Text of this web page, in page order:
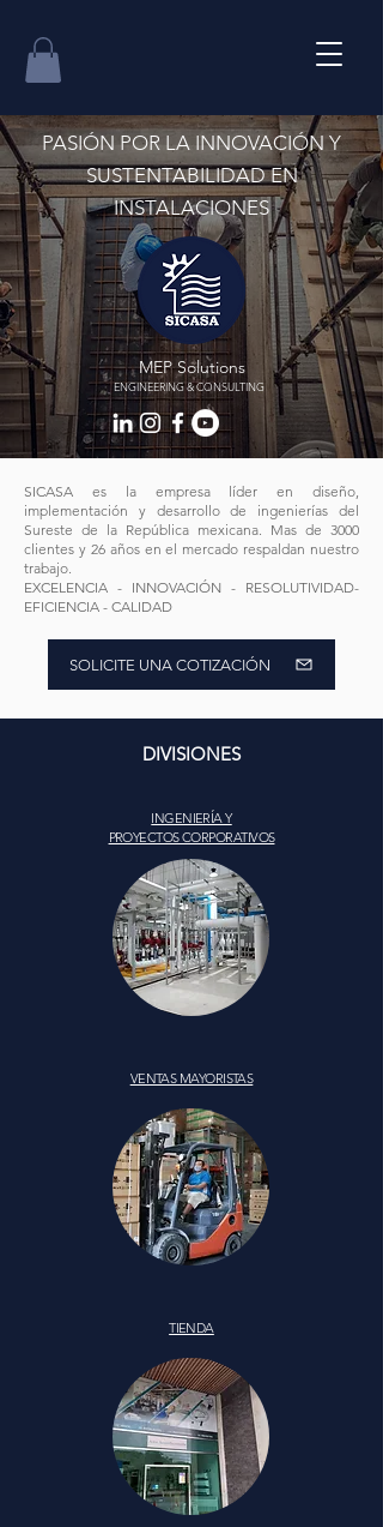
PASIÓN POR LA INNOVACIÓN Y
SUSTENTABILIDAD EN
INSTALACIONES
MEP Solutions
ENGINEERING & CONSULTING
SICASA es la empresa líder en diseño,
implementación y desarrollo de ingenierías del
Sureste de la República mexicana. Mas de 3000
clientes y 26 años en el mercado respaldan nuestro
trabajo.
EXCELENCIA - INNOVACIÓN - RESOLUTIVIDAD-
EFICIENCIA - CALIDAD
SOLICITE UNA COTIZACIÓN
DIVISIONES
INGENIERÍA Y
PROYECTOS CORPORATIVOS
VENTAS MAYORISTAS
TIENDA